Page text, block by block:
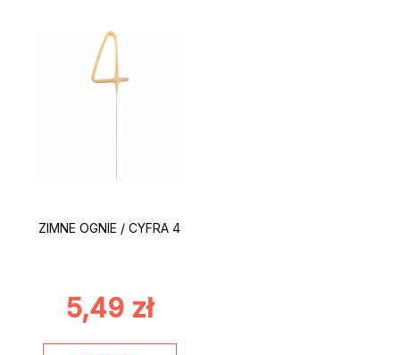
ZIMNE OGNIE / CYFRA 4
5,49 zł